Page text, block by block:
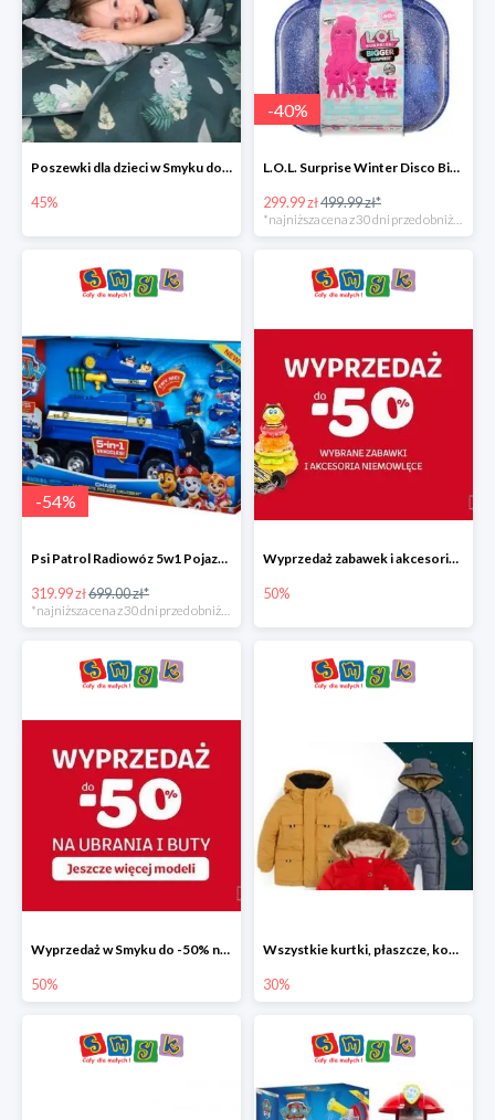
Poszewki dla dzieci w Smyku do -45%
45%
-40%
L.O.L. Surprise Winter Disco Bigger Surprise Zestaw laleczek w walizce -40%
299.99 zł499.99 zł*
-54%
Psi Patrol Radiowóz 5w1 Pojazd ratunkowy z figurką Chase'a
319.99 zł699.00 zł*
Wyprzedaż zabawek i akcesoriów niemowlęcych w Smyku do -50%
50%
Wyprzedaż w Smyku do -50% na ubrania i buty
50%
Wszystkie kurtki, płaszcze, kombinezony i spodnie narciarskie -30%
30%